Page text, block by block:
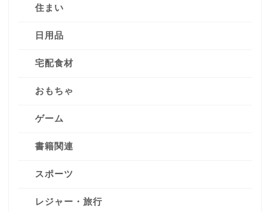
住まい
日用品
宅配食材
おもちゃ
ゲーム
書籍関連
スポーツ
レジャー・旅行